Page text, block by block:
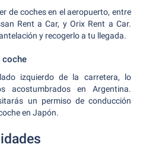
de coches en el aeropuerto, entre
Rent a Car, y Orix Rent a Car.
y recogerlo a tu llegada.
coche
izquierdo de la carretera, lo
acostumbrados en Argentina.
un permiso de conducción
en Japón.